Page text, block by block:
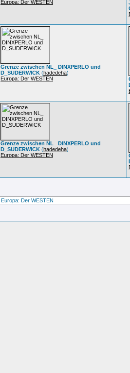
Europa: Der WESTEN
Grenze zwischen NL_ DINXPERLO und
D_SUDERWICK (hadedeha)
Europa: Der WESTEN
Grenze zwischen NL_ DINXPERLO und
D_SUDERWICK (hadedeha)
Europa: Der WESTEN